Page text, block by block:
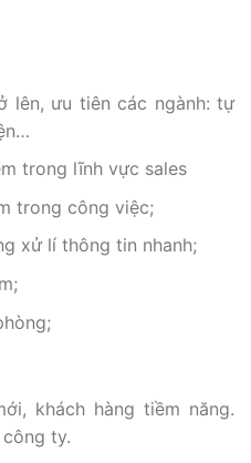
lên, ưu tiên các ngành: tự
trong lĩnh vực sales
trong công việc;
xử lí thông tin nhanh;
khách hàng tiềm năng.
ty.